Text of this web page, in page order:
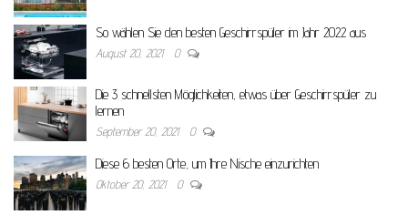
So wählen Sie den besten Geschirrspüler im Jahr 2022 aus
August 20, 2021 0
Die 3 schnellsten Möglichkeiten, etwas über Geschirrspüler zu
lernen
September 20, 2021 0
Diese 6 besten Orte, um Ihre Nische einzurichten
Oktober 20, 2021 0